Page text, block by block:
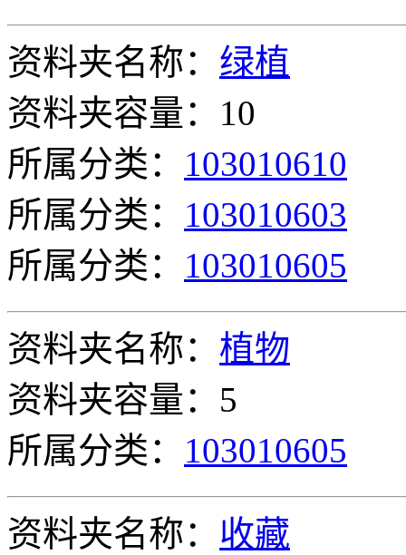
资料夹名称： 绿植
资料夹容量：10
所属分类： 103010610
所属分类： 103010603
所属分类： 103010605
资料夹名称： 植物
资料夹容量：5
所属分类： 103010605
资料夹名称： 收藏